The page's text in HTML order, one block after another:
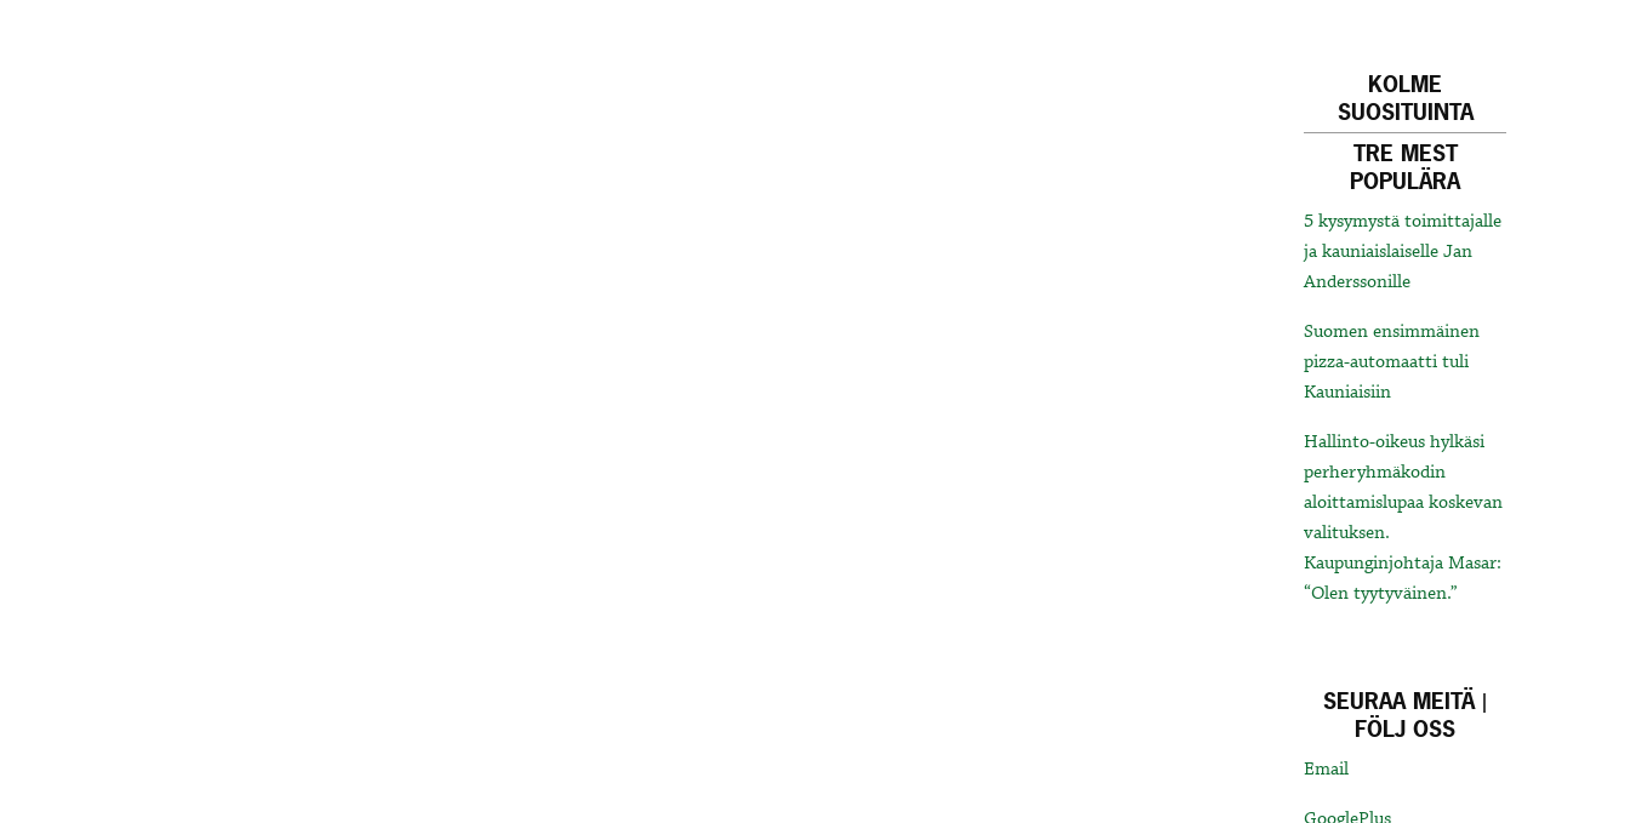
KOLME
SUOSITUINTA
TRE MEST
POPULÄRA
5 kysymystä toimittajalle
ja kauniaislaiselle Jan
Anderssonille
Suomen ensimmäinen
pizza-automaatti tuli
Kauniaisiin
Hallinto-oikeus hylkäsi
perheryhmäkodin
aloittamislupaa koskevan
valituksen.
Kaupunginjohtaja Masar:
“Olen tyytyväinen.”
SEURAA MEITÄ |
FÖLJ OSS
Email